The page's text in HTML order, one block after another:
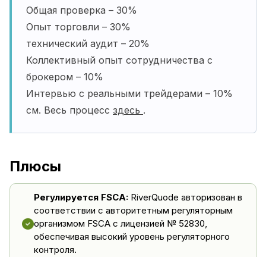
Общая проверка – 30%
Опыт торговли – 30%
технический аудит – 20%
Коллективный опыт сотрудничества с
брокером – 10%
Интервью с реальными трейдерами – 10%
см. Весь процесс здесь .
Плюсы
Регулируется FSCA: RiverQuode авторизован в
соответствии с авторитетным регуляторным
организмом FSCA с лицензией № 52830,
обеспечивая высокий уровень регуляторного
контроля.